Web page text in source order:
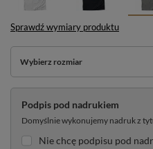
Sprawdź wymiary produktu
Wybierz rozmiar
Podpis pod nadrukiem
Domyślnie wykonujemy nadruk z
Nie chcę podpisu pod